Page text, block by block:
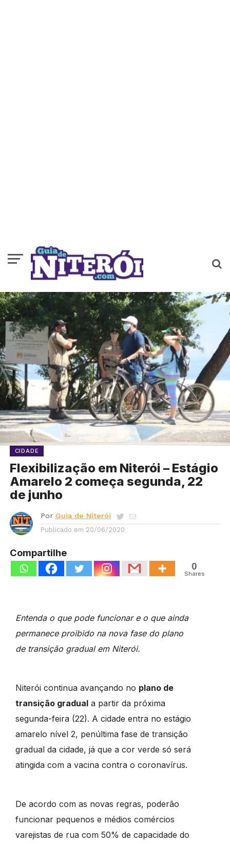
CIDADE
Flexibilização em Niterói – Estágio
Amarelo 2 começa segunda, 22
de junho
Por Guia de Niterói
Publicado em 20/06/2020
Compartilhe
0
Shares
Entenda o que pode funcionar e o que ainda
permanece proibido na nova fase do plano
de transição gradual em Niterói.
Niterói continua avançando no plano de
transição graduala partir da próxima
segunda-feira (22). A cidade entra no estágio
amarelo nível 2, penúltima fase de transição
gradual da cidade, já que a cor verde só será
atingida com a vacina contra o coronavírus.
De acordo com as novas regras, poderão
funcionar pequenos e médios comércios
varejistas de rua com 50% de capacidade do